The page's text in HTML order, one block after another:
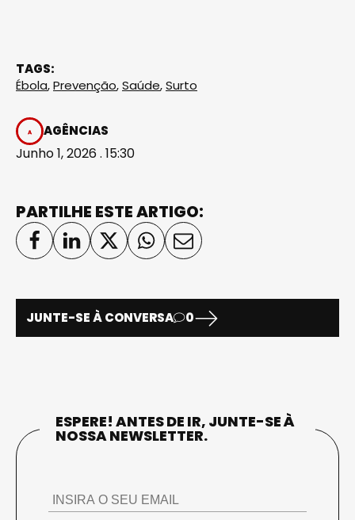
TAGS:
Ébola,Prevenção,Saúde,Surto
AGÊNCIAS
Junho 1, 2026 . 15:30
PARTILHE ESTE ARTIGO:
JUNTE-SE À CONVERSA 0
ESPERE! ANTES DE IR, JUNTE-SE À
NOSSA NEWSLETTER.